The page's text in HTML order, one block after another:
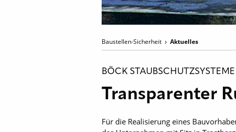
Baustellen-Sicherheit Aktuelles
BÖCK STAUBSCHUTZSYSTEME
Transparenter
Für die Realisierung eines